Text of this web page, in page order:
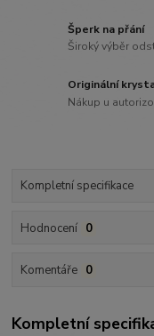
Šperk na přání
Široký výběr
Originální
Nákup u
Kompletní specifikace
Hodnocení 0
Komentáře 0
Kompletní